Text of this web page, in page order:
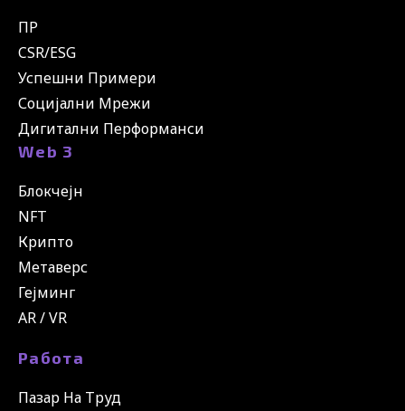
ПР
CSR/ESG
Успешни Примери
Социјални Мрежи
Дигитални Перформанси
Web 3
Блокчејн
NFT
Крипто
Метаверс
Гејминг
AR / VR
Работа
Пазар На Труд